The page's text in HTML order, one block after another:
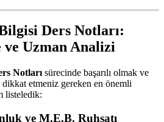
Ders Notları:
ve Uzman Analizi
Notları sürecinde başarılı olmak ve
etmeniz gereken en önemli
listeledik:
ve M.E.B. Ruhsatı